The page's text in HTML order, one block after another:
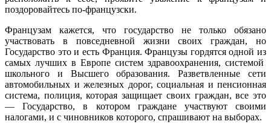
поздоровайтесь по-французски.
Французам кажется, что государство не только обязано
участвовать в повседневной жизни своих граждан, но
Государство это и есть Франция. Французы гордятся одной из
самых лучших в Европе систем здравоохранения, системой
школьного и Высшего образования. Разветвленные сети
автомобильных и железных дорог, социальная и пенсионная
система, полиция, которая защищает своих граждан, все это
— Государство, в котором граждане участвуют своими
налогами, и с чиновников которого, спрашивают на выборах.